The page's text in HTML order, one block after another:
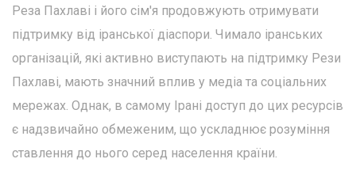
Реза Пахлаві і його сім'я продовжують отримувати
підтримку від іранської діаспори. Чимало іранських
організацій, які активно виступають на підтримку Рези
Пахлаві, мають значний вплив у медіа та соціальних
мережах. Однак, в самому Ірані доступ до цих ресурсів
є надзвичайно обмеженим, що ускладнює розуміння
ставлення до нього серед населення країни.